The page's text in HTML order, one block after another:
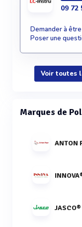
09 72
Demander à
Poser une
Voir toutes
Marques de
ANTON
JASCO®